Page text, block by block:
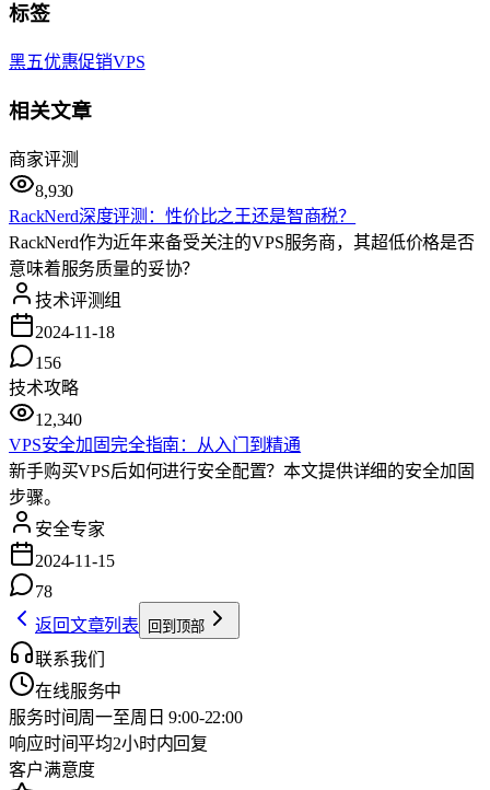
标签
黑五优惠促销VPS
相关文章
商家评测
8,930
RackNerd深度评测：性价比之王还是智商税？
RackNerd作为近年来备受关注的VPS服务商，其超低价格是否
意味着服务质量的妥协？
技术评测组
2024-11-18
156
技术攻略
12,340
VPS安全加固完全指南：从入门到精通
新手购买VPS后如何进行安全配置？本文提供详细的安全加固
步骤。
安全专家
2024-11-15
78
返回文章列表
回到顶部
联系我们
在线服务中
服务时间周一至周日 9:00-22:00
响应时间平均2小时内回复
客户满意度